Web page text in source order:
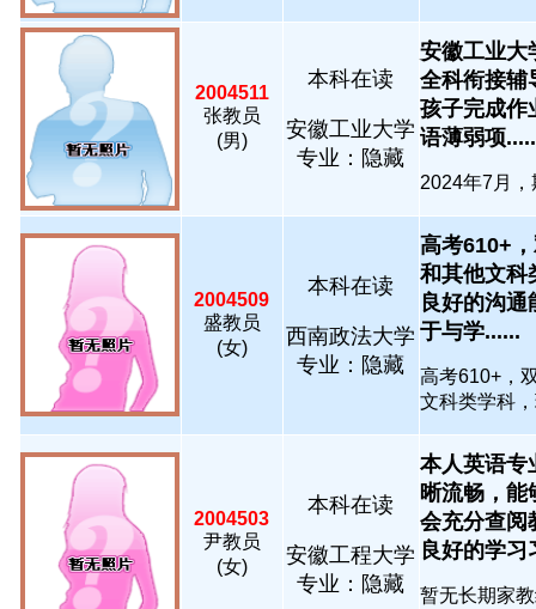
2004511
张教员
(男)
本科在读
安徽工业大学
专业：隐藏
安徽工业大
全科衔接辅
孩子完成作
语薄弱项
2024年7月
2004509
盛教员
(女)
本科在读
西南政法大学
专业：隐藏
高考610+
和其他文科
良好的沟
于与学......
高考610+，
文科类学科
2004503
尹教员
(女)
本科在读
安徽工程大学
专业：隐藏
本人英语专
晰流畅，能
会充分查阅
良好的学习
暂无长期家